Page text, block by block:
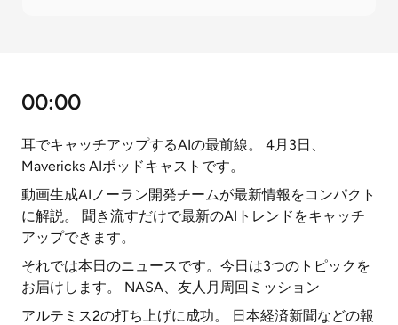
00:00
耳でキャッチアップするAIの最前線。 4月3日、
Mavericks AIポッドキャストです。
動画生成AIノーラン開発チームが最新情報をコンパクト
に解説。 聞き流すだけで最新のAIトレンドをキャッチ
アップできます。
それでは本日のニュースです。今日は3つのトピックを
お届けします。 NASA、友人月周回ミッション
アルテミス2の打ち上げに成功。 日本経済新聞などの報